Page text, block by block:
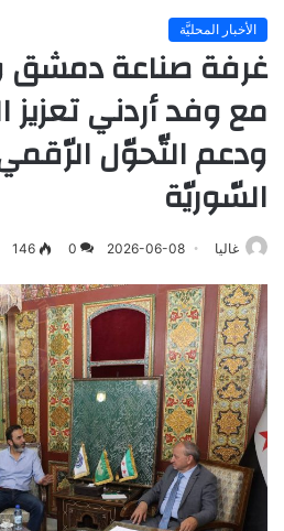
الأخبار المحليَّة
غرفة صناعة دمشق
مع وفد أردني تعزيز
ودعم التّحوّل
السّوريّة
غاليا 2026-06-08
0
146